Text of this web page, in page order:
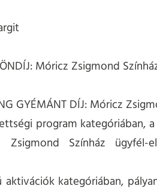
Móricz Zsigmond
GYÉMÁNT DÍJ: Móricz
program kategóriában,
Színház ügyfél-
aktivációk kategóriában,